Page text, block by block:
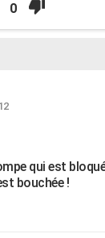
0
qui est
bouchée !